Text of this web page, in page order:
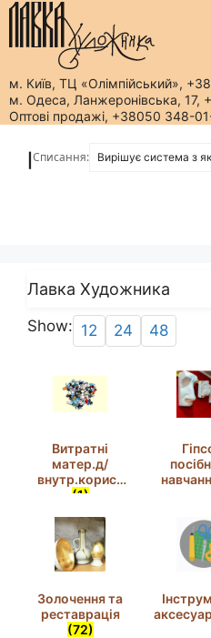
м. Київ, ТЦ «Олімпійський»,
м. Одеса, Ланжеронівська, 17,
Оптові продажі, +38050 348-
Списання:
Лавка Художника
Show: 12 24 48
Витратні
матер.д/
внутр.корист
(1)
Золочення та
реставрація
(72)